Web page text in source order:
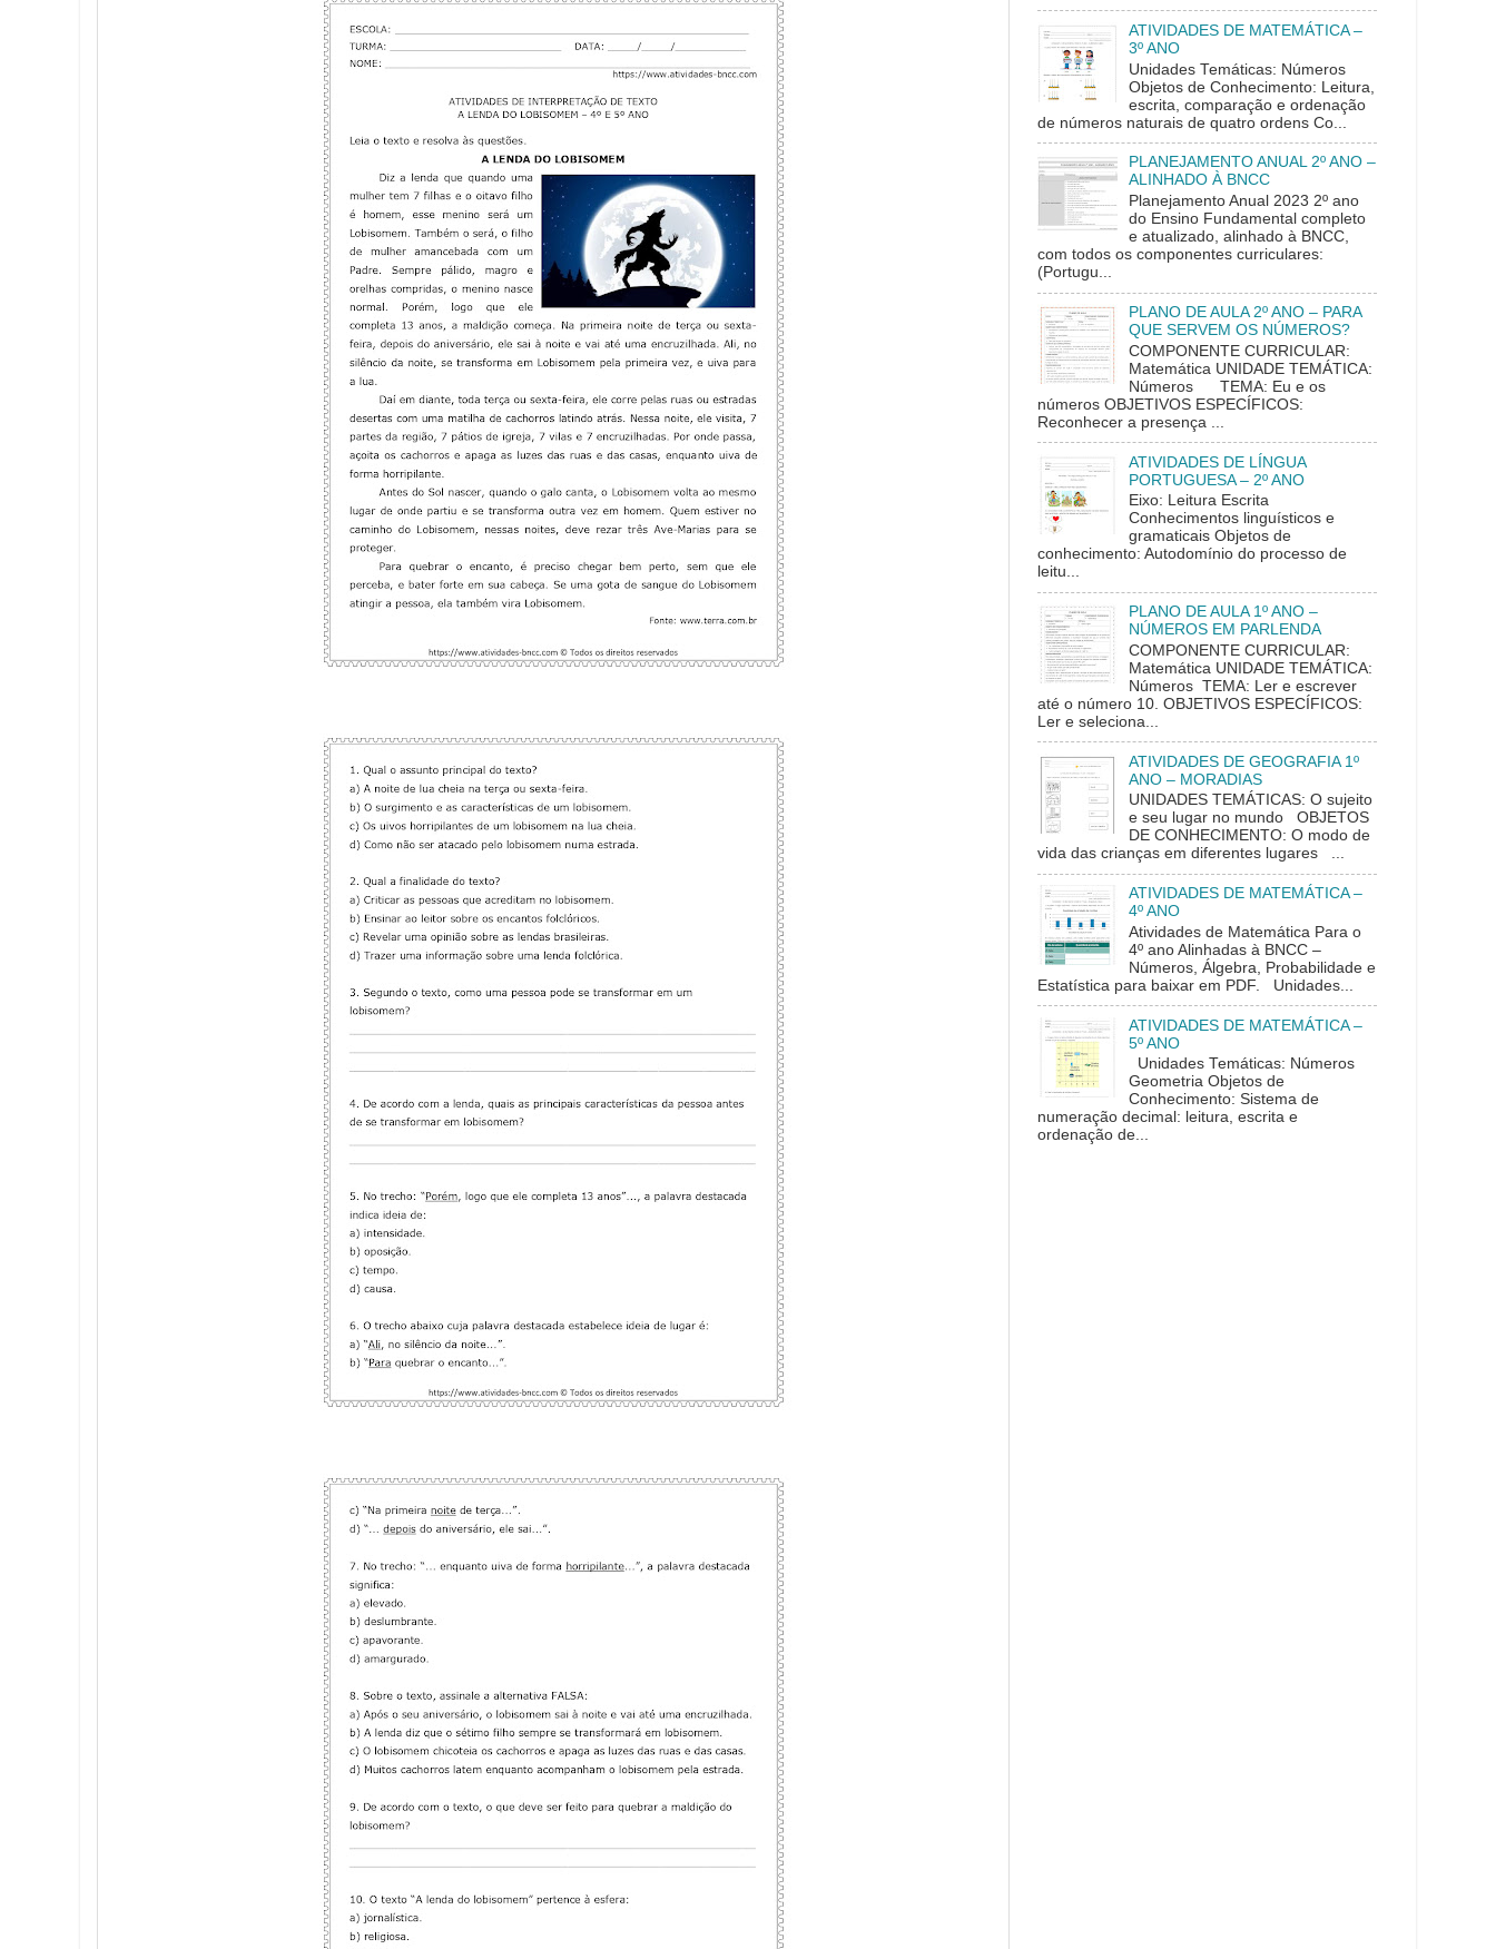
ATIVIDADES DE MATEMÁTICA –
3º ANO
Unidades Temáticas: Números
Objetos de Conhecimento: Leitura,
escrita, comparação e ordenação
de números naturais de quatro ordens Co...
PLANEJAMENTO ANUAL 2º ANO –
ALINHADO À BNCC
Planejamento Anual 2023 2º ano
do Ensino Fundamental completo
e atualizado, alinhado à BNCC,
com todos os componentes curriculares:
(Portugu...
PLANO DE AULA 2º ANO – PARA
QUE SERVEM OS NÚMEROS?
COMPONENTE CURRICULAR:
Matemática UNIDADE TEMÁTICA:
Números TEMA: Eu e os
números OBJETIVOS ESPECÍFICOS:
Reconhecer a presença ...
ATIVIDADES DE LÍNGUA
PORTUGUESA – 2º ANO
Eixo: Leitura Escrita
Conhecimentos linguísticos e
gramaticais Objetos de
conhecimento: Autodomínio do processo de
leitu...
PLANO DE AULA 1º ANO –
NÚMEROS EM PARLENDA
COMPONENTE CURRICULAR:
Matemática UNIDADE TEMÁTICA:
Números TEMA: Ler e escrever
até o número 10. OBJETIVOS ESPECÍFICOS:
Ler e seleciona...
ATIVIDADES DE GEOGRAFIA 1º
ANO – MORADIAS
UNIDADES TEMÁTICAS: O sujeito
e seu lugar no mundo OBJETOS
DE CONHECIMENTO: O modo de
vida das crianças em diferentes lugares ...
ATIVIDADES DE MATEMÁTICA –
4º ANO
Atividades de Matemática Para o
4º ano Alinhadas à BNCC –
Números, Álgebra, Probabilidade e
Estatística para baixar em PDF. Unidades...
ATIVIDADES DE MATEMÁTICA –
5º ANO
Unidades Temáticas: Números
Geometria Objetos de
Conhecimento: Sistema de
numeração decimal: leitura, escrita e
ordenação de...